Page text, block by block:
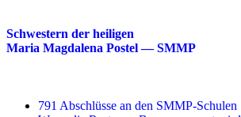
Schwestern der heiligen
Maria Magdalena Postel — SMMP
791 Abschlüsse an den SMMP-Schulen